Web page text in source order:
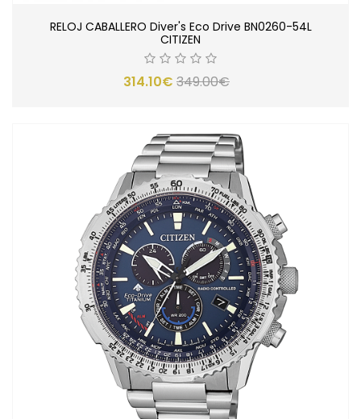
RELOJ CABALLERO Diver's Eco Drive BN0260-54L
CITIZEN
314.10€ 349.00€